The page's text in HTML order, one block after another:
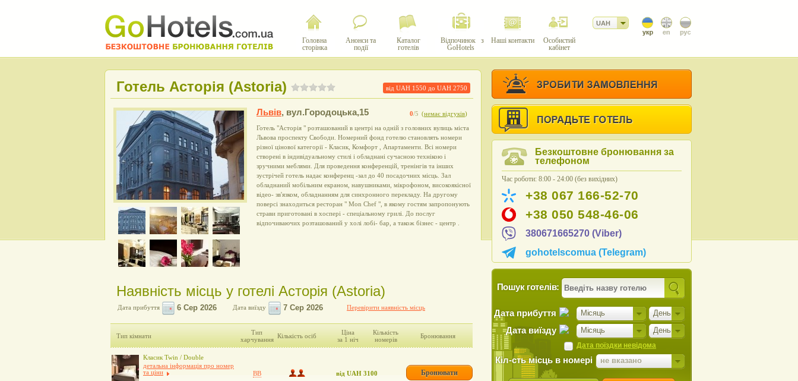
Головна
сторінка
Анонси та
події
Каталог
готелів
Відпочинок з
GoHotels
Наші контакти
Особистий
кабінет
UAH
від UAH 1550 до UAH2750
Готель Асторія (Аstoriа)
0/5 (немає відгуків)
Львів, вул.Городоцька,15
Готель "Асторія " розташований в центрі на одній з головних вулиць міста
Львова проспекту Свободи. Номерний фонд готелю становлять номери
різної цінової категорії - Класик, Комфорт , Апартаменти. Всі номери
створені в індивідуальному стилі і обладнані сучасною технікою і
зручними меблями. Для проведення конференцій, тренінгів та інших
зустрічей готель надає конференц -зал до 40 посадочних місць. Зал
обладнаний мобільним екраном, навушниками, мікрофоном, високоякісної
відео- зв'язком, обладнанням для синхронного перекладу. На другому
поверсі знаходиться ресторан " Mon Chef ", в якому гостям запропонують
страви приготовані в хоспері - спеціальному грилі. До послуг
відпочиваючих розташований у холі лобі- бар, а також бізнес - центр .
Наявність місць у готелі Асторія (Аstoriа)
Дата прибуття Дата виїзду Перевірити наявність місць
Тип кімнати
Тип
харчування Кількість осіб
Ціна
за 1 ніч
Кількість
номерів
Бронювання
Класик Twin / Double
детальна інформація про номер
та ціни
BB від UAH 3100 Бронювати
Безкоштовне бронювання за
телефоном
Час роботи: 8:00 - 24:00 (без вихідних)
+38 067 166-52-70
+38 050 548-46-06
380671665270 (Viber)
gohotelscomua (Telegram)
Пошук готелів:
Місяць День
Дата прибуття
Місяць День
Дата виїзду
Дата поїздки невідома
Кіл-сть місць в номері не вказано